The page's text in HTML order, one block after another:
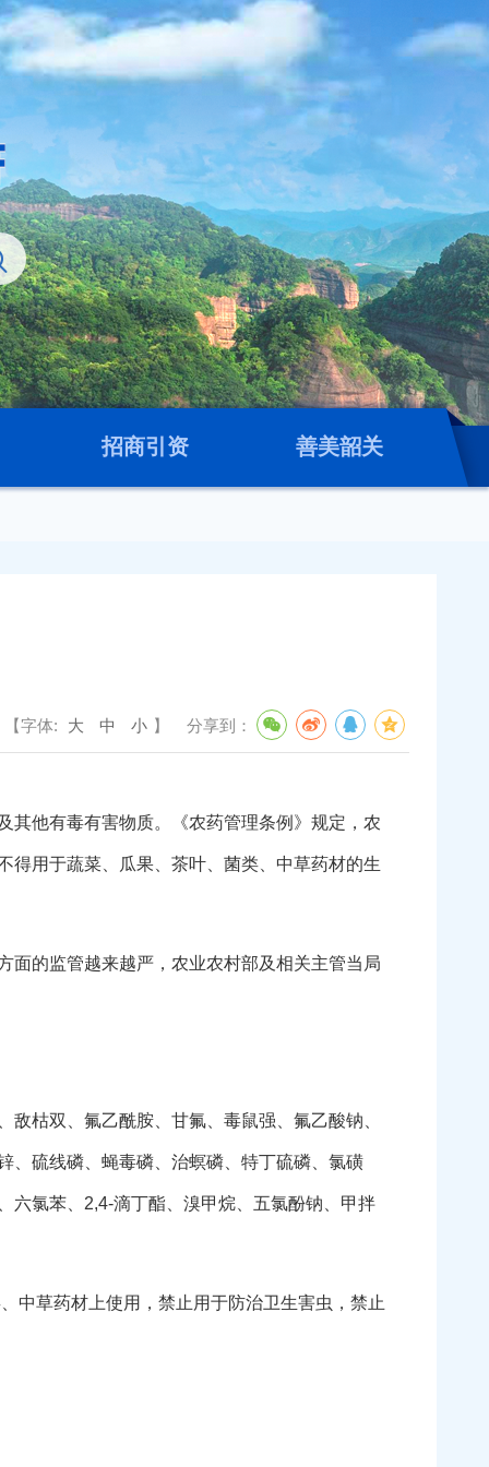
招商引资 善美韶关
【字体: 大 中 小 】 分享到：
他有毒有害物质。《农药管理条例》规定，农
得用于蔬菜、瓜果、茶叶、菌类、中草药材的生
的监管越来越严，农业农村部及相关主管当局
枯双、氟乙酰胺、甘氟、毒鼠强、氟乙酸钠、
、硫线磷、蝇毒磷、治螟磷、特丁硫磷、氯磺
六氯苯、2,4-滴丁酯、溴甲烷、五氯酚钠、甲拌
草药材上使用，禁止用于防治卫生害虫，禁止